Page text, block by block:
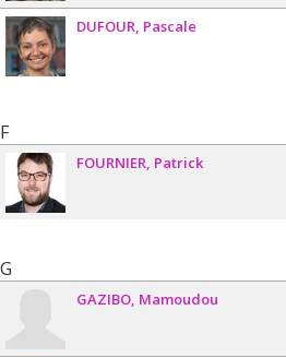
DUFOUR Pascale
F
FOURNIER Patrick
G
GAZIBO Mamoudou